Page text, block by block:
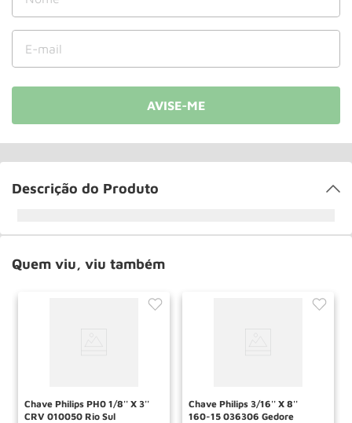
Descrição do Produto
Quem viu, viu também
Chave Philips PH0 1/8'' X 3''
CRV 010050 Rio Sul
Chave Philips 3/16'' X 8''
160-15 036306 Gedore